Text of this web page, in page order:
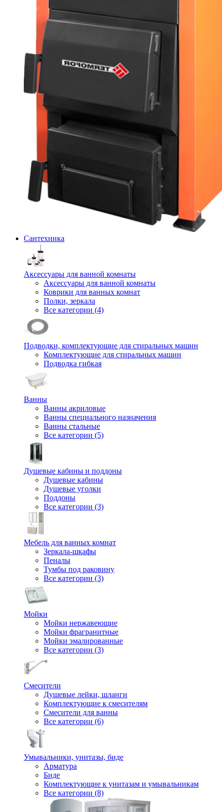
Сантехника
Аксессуары для ванной комнаты
Аксессуары для ванной комнаты
Коврики для ванных комнат
Полки, зеркала
Все категории (4)
Подводки, комплектующие для стиральных машин
Комплектующие для стиральных машин
Подводка гибкая
Ванны
Ванны акриловые
Ванны специального назначения
Ванны стальные
Все категории (5)
Душевые кабины и поддоны
Душевые кабины
Душевые уголки
Поддоны
Все категории (3)
Мебель для ванных комнат
Зеркала-шкафы
Пеналы
Тумбы под раковину
Все категории (3)
Мойки
Мойки нержавеющие
Мойки фрагранитные
Мойки эмалированные
Все категории (3)
Смесители
Душевые лейки, шланги
Комплектующие к смесителям
Смесители для ванны
Все категории (6)
Умывальники, унитазы, биде
Арматура
Биде
Комплектующие к унитазам и умывальникам
Все категории (8)